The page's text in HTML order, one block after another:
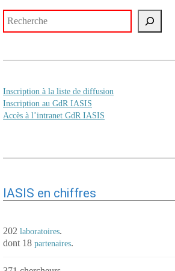
Inscription à la liste de diffusion
Inscription au GdR IASIS
Accès à l’intranet GdR IASIS
IASIS en chiffres
202 laboratoires.
dont 18 partenaires.